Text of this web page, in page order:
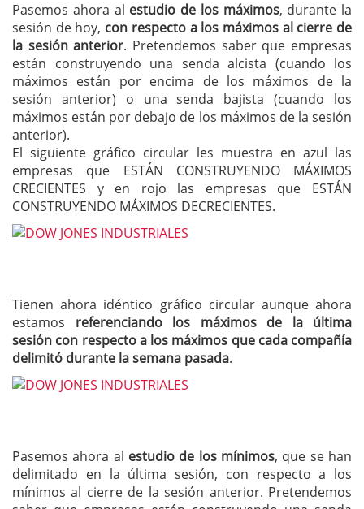
Pasemos ahora al estudio de los máximos, durante la
sesión de hoy, con respecto a los máximos al cierre de
la sesión anterior. Pretendemos saber que empresas
están construyendo una senda alcista (cuando los
máximos están por encima de los máximos de la
sesión anterior) o una senda bajista (cuando los
máximos están por debajo de los máximos de la sesión
anterior).
El siguiente gráfico circular les muestra en azul las
empresas que ESTÁN CONSTRUYENDO MÁXIMOS
CRECIENTES y en rojo las empresas que ESTÁN
CONSTRUYENDO MÁXIMOS DECRECIENTES.
Tienen ahora idéntico gráfico circular aunque ahora
estamos referenciando los máximos de la última
sesión con respecto a los máximos que cada compañía
delimitó durante la semana pasada.
Pasemos ahora al estudio de los mínimos, que se han
delimitado en la última sesión, con respecto a los
mínimos al cierre de la sesión anterior. Pretendemos